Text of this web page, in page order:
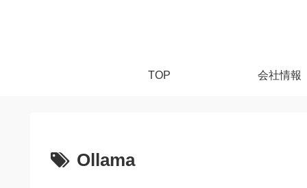
TOP 会社情報
Ollama